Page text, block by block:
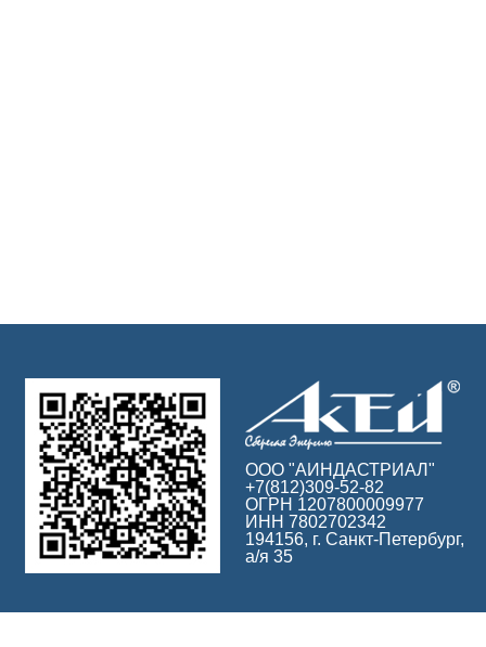
ООО "АИНДАСТРИАЛ"
+7(812)309-52-82
ОГРН 1207800009977
ИНН 7802702342
194156, г. Санкт-Петербург,
а/я 35